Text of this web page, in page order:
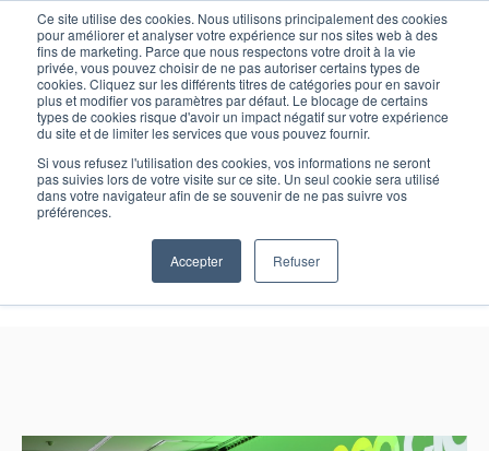
Ce site utilise des cookies. Nous utilisons principalement des cookies
pour améliorer et analyser votre expérience sur nos sites web à des
fins de marketing. Parce que nous respectons votre droit à la vie
privée, vous pouvez choisir de ne pas autoriser certains types de
cookies. Cliquez sur les différents titres de catégories pour en savoir
plus et modifier vos paramètres par défaut. Le blocage de certains
types de cookies risque d'avoir un impact négatif sur votre expérience
du site et de limiter les services que vous pouvez fournir.
Si vous refusez l'utilisation des cookies, vos informations ne seront
pas suivies lors de votre visite sur ce site. Un seul cookie sera utilisé
dans votre navigateur afin de se souvenir de ne pas suivre vos
préférences.
Accepter Refuser
Candidater